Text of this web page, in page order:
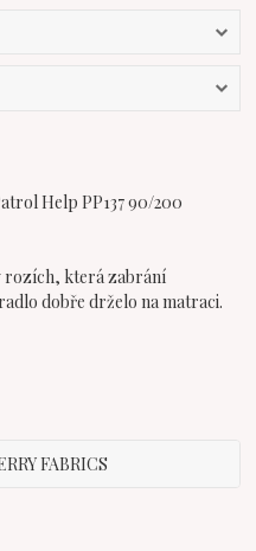
Help PP137 90/200
rozích, která zabrání
dobře drželo na matraci.
FABRICS